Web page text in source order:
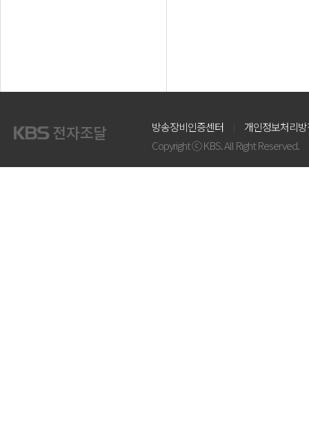
방송장비인증센터
개인정보처리
Copyright ⓒ KBS. All Right Reserved.